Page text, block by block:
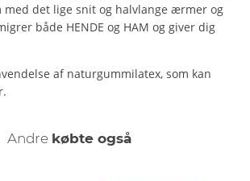
med det lige snit og halvlange ærmer og
både HENDE og HAM og giver dig
af naturgummilatex, som kan
Andre købte også